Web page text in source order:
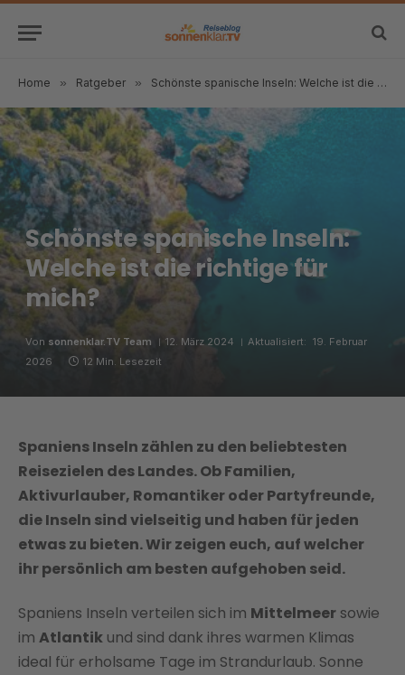
Home » Ratgeber » Schönste spanische Inseln: Welche ist die richtige für mich?
Schönste spanische Inseln:
Welche ist die richtige für
mich?
Von sonnenklar.TV Team 12. März 2024 Aktualisiert: 19. Februar
2026
12 Min. Lesezeit
Spaniens Inseln zählen zu den beliebtesten
Reisezielen des Landes. Ob Familien,
Aktivurlauber, Romantiker oder Partyfreunde,
die Inseln sind vielseitig und haben für jeden
etwas zu bieten. Wir zeigen euch, auf welcher
ihr persönlich am besten aufgehoben seid.
Spaniens Inseln verteilen sich im Mittelmeer sowie
im Atlantik und sind dank ihres warmen Klimas
ideal für erholsame Tage im Strandurlaub. Sonne